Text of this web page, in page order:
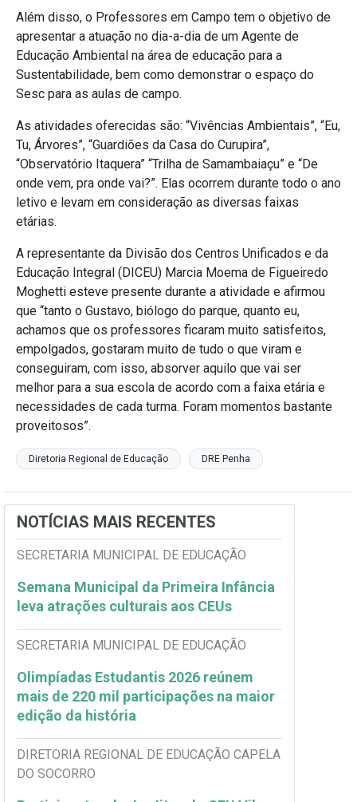
Além disso, o Professores em Campo tem o objetivo de
apresentar a atuação no dia-a-dia de um Agente de
Educação Ambiental na área de educação para a
Sustentabilidade, bem como demonstrar o espaço do
Sesc para as aulas de campo.
As atividades oferecidas são: “Vivências Ambientais”, “Eu,
Tu, Árvores”, “Guardiões da Casa do Curupira”,
“Observatório Itaquera” “Trilha de Samambaiaçu” e “De
onde vem, pra onde vai?”. Elas ocorrem durante todo o ano
letivo e levam em consideração as diversas faixas
etárias.
A representante da Divisão dos Centros Unificados e da
Educação Integral (DICEU) Marcia Moema de Figueiredo
Moghetti esteve presente durante a atividade e afirmou
que “tanto o Gustavo, biólogo do parque, quanto eu,
achamos que os professores ficaram muito satisfeitos,
empolgados, gostaram muito de tudo o que viram e
conseguiram, com isso, absorver aquilo que vai ser
melhor para a sua escola de acordo com a faixa etária e
necessidades de cada turma. Foram momentos bastante
proveitosos”.
Diretoria Regional de Educação DRE Penha
NOTÍCIAS MAIS RECENTES
SECRETARIA MUNICIPAL DE EDUCAÇÃO
Semana Municipal da Primeira Infância
leva atrações culturais aos CEUs
SECRETARIA MUNICIPAL DE EDUCAÇÃO
Olimpíadas Estudantis 2026 reúnem
mais de 220 mil participações na maior
edição da história
DIRETORIA REGIONAL DE EDUCAÇÃO CAPELA
DO SOCORRO